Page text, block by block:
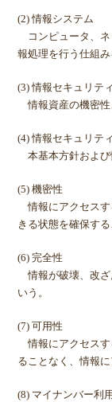
(2) 情報システム
コンピュータ、ネ
報処理を行う仕組み
(3) 情報セキュリティ
情報資産の機密性
(4) 情報セキュリテ
本基本方針および
(5) 機密性
情報にアクセスす
きる状態を確保する
(6) 完全性
情報が破壊、改ざ
いう。
(7) 可用性
情報にアクセスす
ることなく、情報
(8) マイナンバー利